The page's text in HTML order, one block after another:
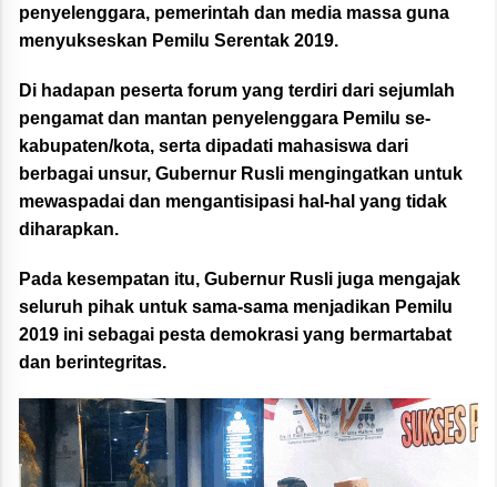
penyelenggara, pemerintah dan media massa guna
menyukseskan Pemilu Serentak 2019.
Di hadapan peserta forum yang terdiri dari sejumlah
pengamat dan mantan penyelenggara Pemilu se-
kabupaten/kota, serta dipadati mahasiswa dari
berbagai unsur, Gubernur Rusli mengingatkan untuk
mewaspadai dan mengantisipasi hal-hal yang tidak
diharapkan.
Pada kesempatan itu, Gubernur Rusli juga mengajak
seluruh pihak untuk sama-sama menjadikan Pemilu
2019 ini sebagai pesta demokrasi yang bermartabat
dan berintegritas.